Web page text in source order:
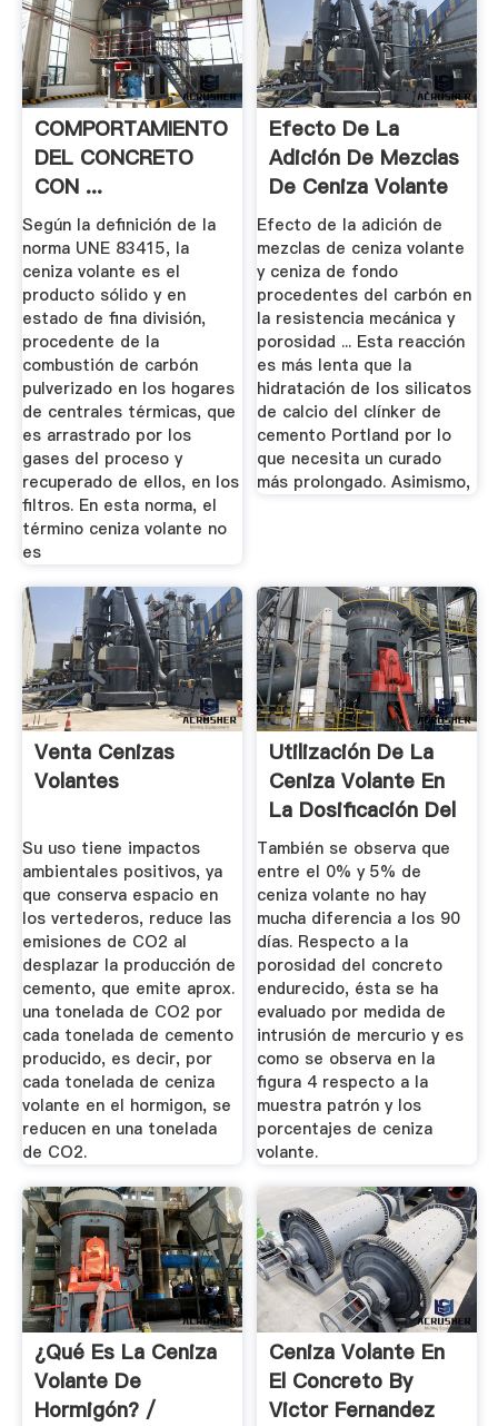
COMPORTAMIENTO
DEL CONCRETO
CON ...
Según la definición de la
norma UNE 83415, la
ceniza volante es el
producto sólido y en
estado de fina división,
procedente de la
combustión de carbón
pulverizado en los hogares
de centrales térmicas, que
es arrastrado por los
gases del proceso y
recuperado de ellos, en los
filtros. En esta norma, el
término ceniza volante no
es
Efecto De La
Adición De Mezclas
De Ceniza Volante
Y Ceniza ...
Efecto de la adición de
mezclas de ceniza volante
y ceniza de fondo
procedentes del carbón en
la resistencia mecánica y
porosidad ... Esta reacción
es más lenta que la
hidratación de los silicatos
de calcio del clínker de
cemento Portland por lo
que necesita un curado
más prolongado. Asimismo,
Venta Cenizas
Volantes
Su uso tiene impactos
ambientales positivos, ya
que conserva espacio en
los vertederos, reduce las
emisiones de CO2 al
desplazar la producción de
cemento, que emite aprox.
una tonelada de CO2 por
cada tonelada de cemento
producido, es decir, por
cada tonelada de ceniza
volante en el hormigon, se
reducen en una tonelada
de CO2.
Utilización De La
Ceniza Volante En
La Dosificación Del
...
También se observa que
entre el 0% y 5% de
ceniza volante no hay
mucha diferencia a los 90
días. Respecto a la
porosidad del concreto
endurecido, ésta se ha
evaluado por medida de
intrusión de mercurio y es
como se observa en la
figura 4 respecto a la
muestra patrón y los
porcentajes de ceniza
volante.
¿Qué Es La Ceniza
Volante De
Hormigón? /
Ceniza Volante En
El Concreto By
Victor Fernandez